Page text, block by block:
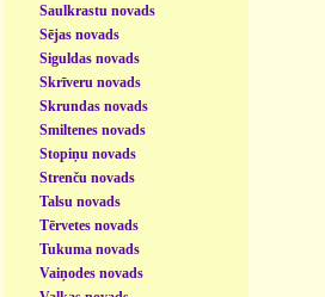
Saulkrastu novads
Sējas novads
Siguldas novads
Skrīveru novads
Skrundas novads
Smiltenes novads
Stopiņu novads
Strenču novads
Talsu novads
Tērvetes novads
Tukuma novads
Vaiņodes novads